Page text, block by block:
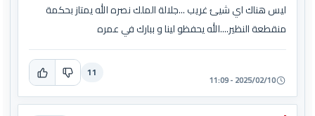
ليس هناك اي شيئ غريب ...جلالة الملك نصره الله يمتاز بحكمة
منقطعة النظير....الله يحفظو لينا و ببارك في عمره
2025/02/10 - 11:09
11